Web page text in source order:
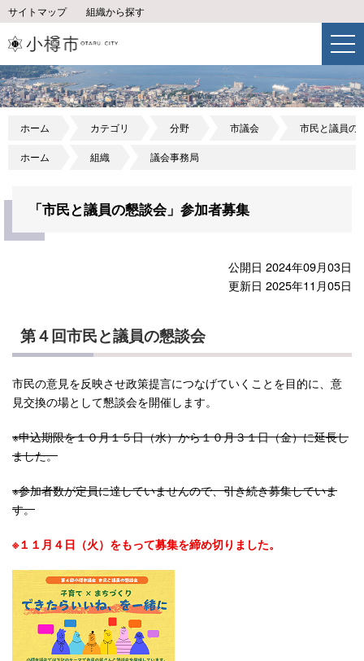
サイトマップ 組織から探す
ホーム カテゴリ 分野 市議会 市民と議員の
ホーム 組織 議会事務局
「市民と議員の懇談会」参加者募集
公開日 2024年09月03日
更新日 2025年11月05日
第４回市民と議員の懇談会
市民の意見を反映させ政策提言につなげていくことを目的に、意
見交換の場として懇談会を開催します。
※申込期限を１０月１５日（水）から１０月３１日（金）に延長し
ました。
※参加者数が定員に達していませんので、引き続き募集していま
す。
※１１月４日（火）をもって募集を締め切りました。